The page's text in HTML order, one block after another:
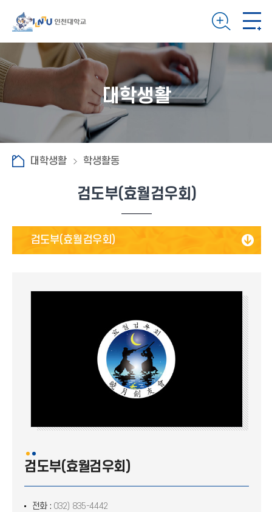
대학생활
대학생활 학생활동
검도부(효월검우회)
검도부(효월검우회)
산악부 UIAC
검도부(효월검우회)
전화 : 032) 835-4442